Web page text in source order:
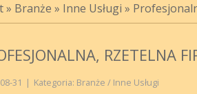
» Branże » Inne Usługi »
RZETELNA
31 | Kategoria: Branże / Inne Usługi